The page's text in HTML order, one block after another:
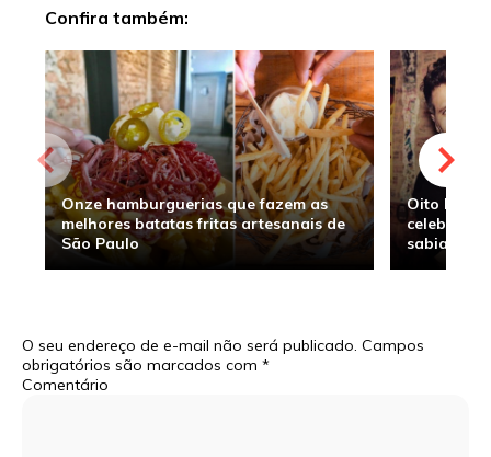
Confira também:
Onze hamburguerias que fazem as
melhores batatas fritas artesanais de
São Paulo
Oito
sabia
O seu endereço de e-mail não será publicado. Campos
obrigatórios são marcados com *
Comentário